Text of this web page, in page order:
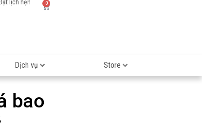
lịch hẹn 0
Dịch vụ Store
bao